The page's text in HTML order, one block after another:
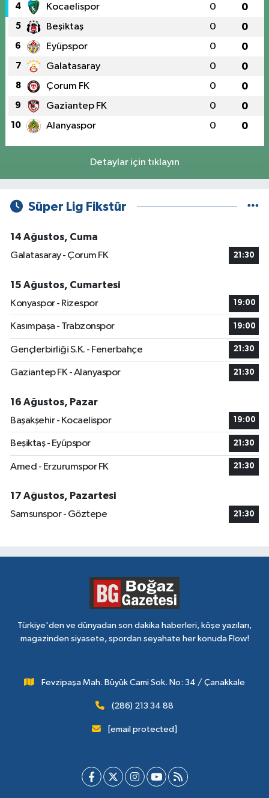
4 Kocaelispor 0 0
5 Beşiktaş 0 0
6 Eyüpspor 0 0
7 Galatasaray 0 0
8 Çorum FK 0 0
9 Gaziantep FK 0 0
10 Alanyaspor 0 0
Detaylar için tıklayın
Süper Lig Fikstür
14 Ağustos, Cuma
Galatasaray - Çorum FK
21:30
15 Ağustos, Cumartesi
Konyaspor - Rizespor
19:00
Kasımpaşa - Trabzonspor 19:00
Gençlerbirliği S.K. - Fenerbahçe 21:30
Gaziantep FK - Alanyaspor 21:30
16 Ağustos, Pazar
Başakşehir - Kocaelispor
19:00
Beşiktaş - Eyüpspor 21:30
Amed - Erzurumspor FK 21:30
17 Ağustos, Pazartesi
Samsunspor - Göztepe
21:30
Türkiye'den ve dünyadan son dakika haberleri, köşe yazıları,
magazinden siyasete, spordan seyahate her konuda Flow!
Fevzipaşa Mah. Büyük Cami Sok. No: 34 / Çanakkale
(286) 213 34 88
[email protected]